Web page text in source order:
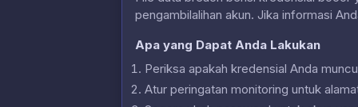
pengambilalihan akun. Jika informasi
Apa yang Dapat Anda Lakukan
Periksa apakah kredensial Anda
Atur peringatan monitoring untuk